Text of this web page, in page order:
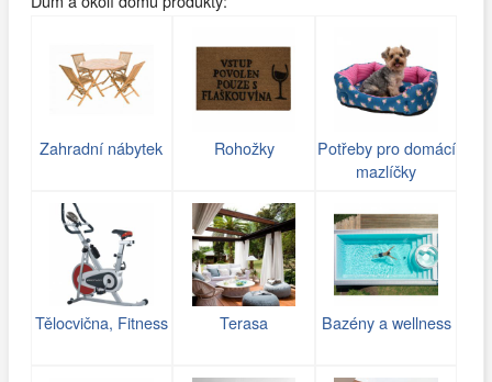
Zahradní nábytek Rohožky
Potřeby pro domácí
mazlíčky
Tělocvična, Fitness Terasa Bazény a wellness